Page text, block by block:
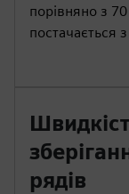
порівняно з
постачається
рядів